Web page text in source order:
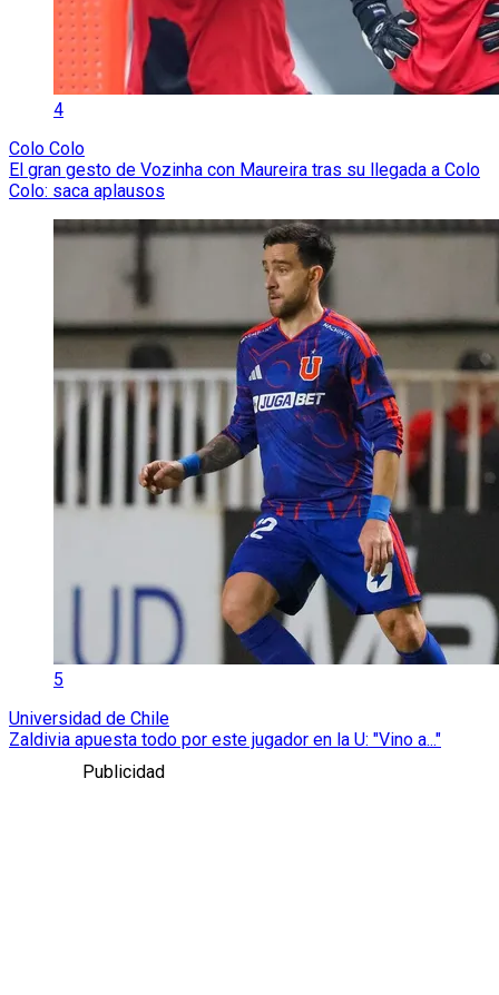
4
Colo Colo
El gran gesto de Vozinha con Maureira tras su llegada a Colo
Colo: saca aplausos
5
Universidad de Chile
Zaldivia apuesta todo por este jugador en la U: "Vino a..."
Publicidad